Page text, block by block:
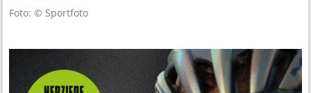
Foto: © Sportfoto